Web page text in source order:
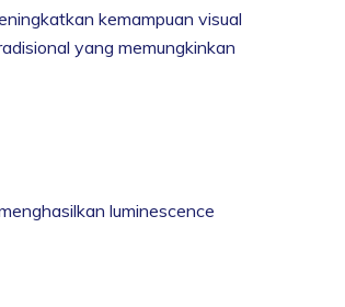
kemampuan visual
yang memungkinkan
luminescence